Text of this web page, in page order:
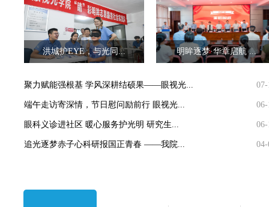
洪城护EYE，与光同... 明眸逐梦·华章启航 ...
聚力赋能强根基 学风深耕结硕果——眼视光...
端午走访寄深情，节日慰问励前行 眼视光...
眼科义诊进社区 暖心服务护光明 研究生...
追光逐梦赤子心科研报国正青春 ——我院...